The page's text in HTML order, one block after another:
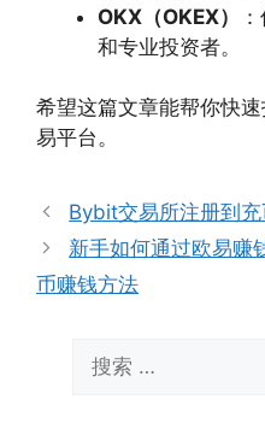
OKX（OKEX）
和专业投资者。
希望这篇文章能帮你快
易平台。
Bybit交易所注册到
新手如何通过欧易赚
币赚钱方法
索：